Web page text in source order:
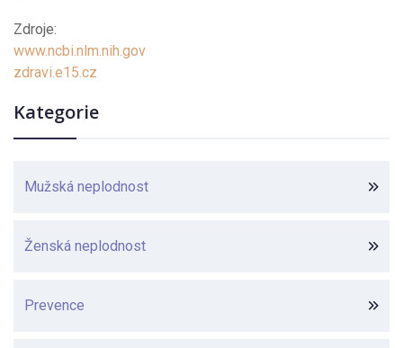
Zdroje:
www.ncbi.nlm.nih.gov
zdravi.e15.cz
Kategorie
Mužská neplodnost
Ženská neplodnost
Prevence